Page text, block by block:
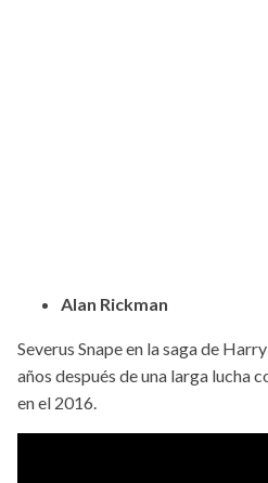
Alan Rickman
Severus Snape en la saga de
años después de una larga lucha
en el 2016.